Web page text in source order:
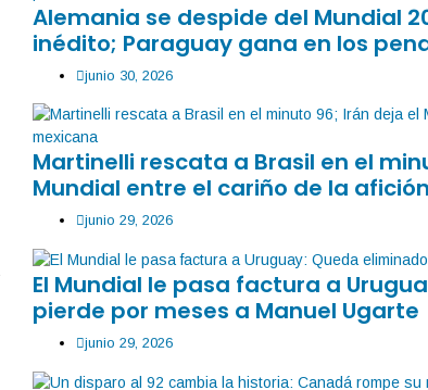
Alemania se despide del Mundial
inédito; Paraguay gana en los
junio 30, 2026
Martinelli rescata a Brasil en el
Mundial entre el cariño de la
junio 29, 2026
El Mundial le pasa factura a
pierde por meses a Manuel Ugarte
junio 29, 2026